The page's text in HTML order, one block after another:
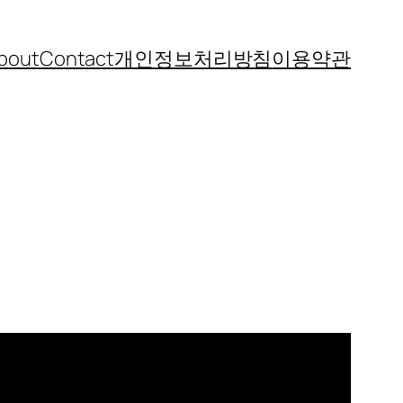
Contact개인정보처리방침이용약관